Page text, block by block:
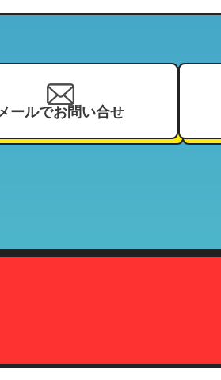
承下さい）
ンチャイジーとの間において、共同利用
（購入履歴若しくはリース履歴）、支払
められたときは、当社の定める方法で本
ールでお問い合せ